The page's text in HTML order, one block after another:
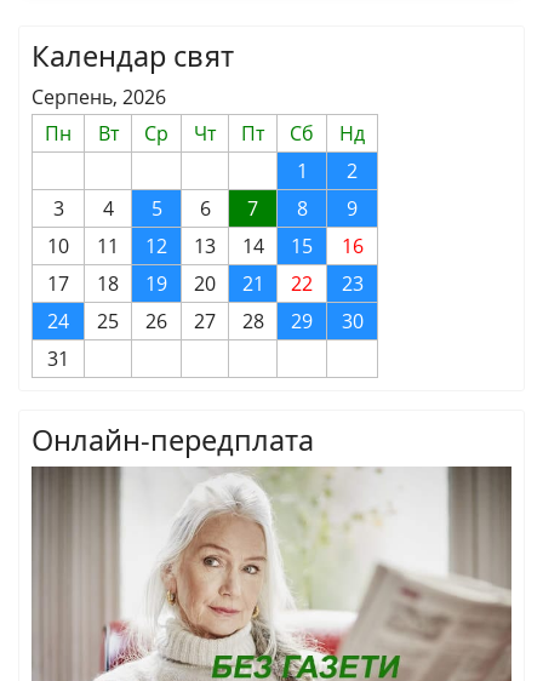
Календар свят
Серпень, 2026
Пн
Вт Ср Чт Пт Сб
Нд
1
2
3
4 5 6 7 8
9
10
11 12 13 14 15
16
17
18 19 20 21 22
23
24
25 26 27 28 29
30
31
Онлайн-передплата